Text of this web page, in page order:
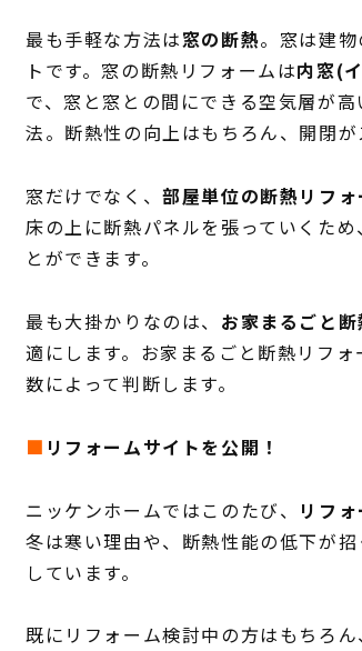
最も手軽な方法は窓の断熱。窓は建
トです。窓の断熱リフォームは内窓(
で、窓と窓との間にできる空気層が
法。断熱性の向上はもちろん、開閉
窓だけでなく、部屋単位の断熱リフォ
床の上に断熱パネルを張っていくため、
とができます。
最も大掛かりなのは、 お家まるごと
適にします。お家まるごと断熱リフ
数によって判断します。
■ リフォームサイトを公開！
ニッケンホームではこのたび、 リフ
冬は寒い理由や、断熱性能の低下が
しています。
既にリフォーム検討中の方はもちろ